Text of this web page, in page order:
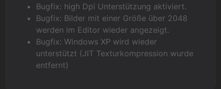
Bugfix: high Dpi Unterstützung aktiviert.
Bugfix: Bilder mit einer Größe über 2048
werden im Editor wieder angezeigt.
Bugfix: Windows XP wird wieder
unterstützt (JIT Texturkompression wurde
entfernt)